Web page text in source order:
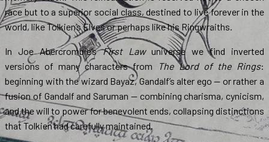
race but to a superior social class, destined to live forever in the
world, like Tolkien’s Elves or perhaps like his Ringwraiths.
In Joe Abercrombie’sFirst Lawuniverse we find inverted
versions of many characters from
The Lord of the Rings:
beginning with the wizard Bayaz, Gandalf’s alter ego — or rather a
fusion of Gandalf and Saruman — combining charisma, cynicism,
and the will to power for benevolent ends, collapsing distinctions
that Tolkien had carefully maintained.